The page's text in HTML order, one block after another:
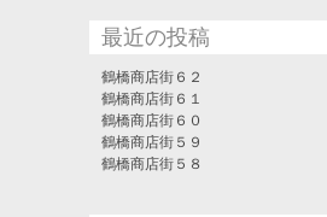
最近の投稿
鶴橋商店街６２
鶴橋商店街６１
鶴橋商店街６０
鶴橋商店街５９
鶴橋商店街５８